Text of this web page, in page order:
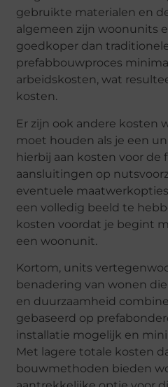
gebruikte materialen en
algemeen zijn woonunits
goedkoper dan
prefabbouwproces
arbeidskosten, wat
kosten.
Er zijn ook andere kosten
moet houden als je een
hierbij aan kosten voor de
aansluitingen op
eventuele
een volledig beeld te
kosten voordat je begint
een woonunit.
Kortom, units
benadering van wonen
en duurzaamheid
gebaseerd op
installatie mogelijk en
Met lagere totale kosten
bouwmethoden bieden